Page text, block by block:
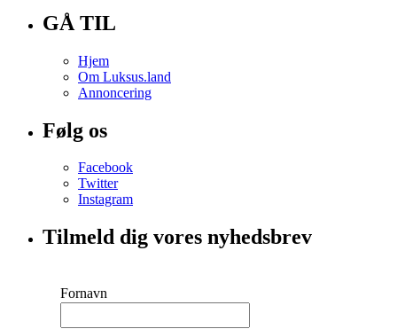
GÅ TIL
Hjem
Om Luksus.land
Annoncering
Følg os
Facebook
Twitter
Instagram
Tilmeld dig vores nyhedsbrev
Fornavn